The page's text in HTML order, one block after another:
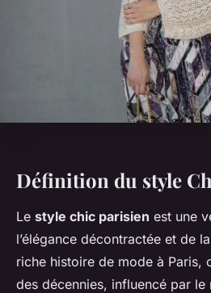
Définition du style
Le style chic parisien est une
l’élégance décontractée et de
riche histoire de mode à Paris,
des décennies, influencé par le